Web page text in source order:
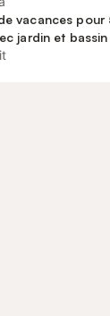
vacances pour
jardin et